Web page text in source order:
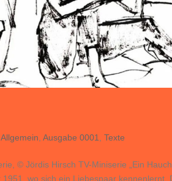
Allgemein ,Ausgabe 0001 ,Texte
© Jördis Hirsch TV-Miniserie „Ein
wo sich ein Liebespaar